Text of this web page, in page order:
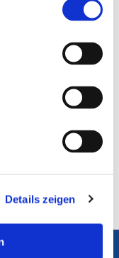
Details zeigen
prüfen,